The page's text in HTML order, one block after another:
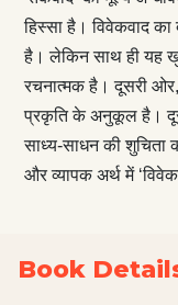
हिस्सा है। विवेकवाद का
है। लेकिन साथ ही यह
रचनात्मक है। दूसरी ओर,
प्रकृति के अनुकूल है।
साध्य-साधन की शुचिता
और व्यापक अर्थ में
Book